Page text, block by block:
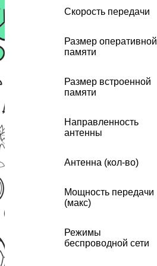
Скорость передачи
Размер оперативной
памяти
Размер встроенной
памяти
Направленность
антенны
Антенна (кол-во)
Мощность передачи
(макс)
Режимы
беспроводной сети